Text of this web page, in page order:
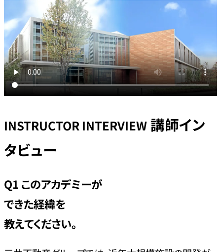
INSTRUCTOR INTERVIEW 講師イン
タビュー
Q1 このアカデミーが
できた経緯を
教えてください。